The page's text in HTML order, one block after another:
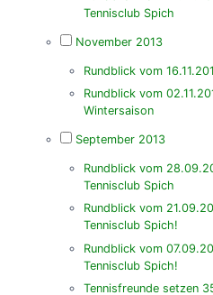
Tennisclub Spich
November 2013
Rundblick vom
Rundblick vom
Wintersaison
September 2013
Rundblick vom
Tennisclub Spich
Rundblick vom
Tennisclub Spich!
Rundblick vom
Tennisclub Spich!
Tennisfreunde setzen